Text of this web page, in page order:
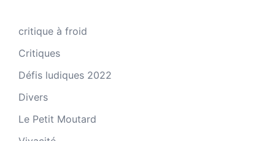
critique à froid
Critiques
Défis ludiques 2022
Divers
Le Petit Moutard